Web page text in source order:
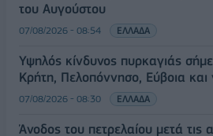
του Αυγούστου
07/08/2026 - 08:54 ΕΛΛΑΔΑ
Υψηλός κίνδυνος πυρκαγιάς
Κρήτη, Πελοπόννησο, Εύβοια και
07/08/2026 - 08:30 ΕΛΛΑΔΑ
Άνοδος του πετρελαίου μετά τις